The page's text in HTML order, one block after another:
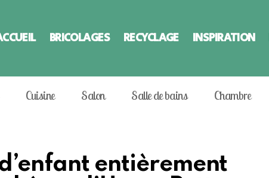
BRICOLAGES RECYCLAGE INSPIRATION
Cuisine Salon Salle de bains Chambre
entièrement